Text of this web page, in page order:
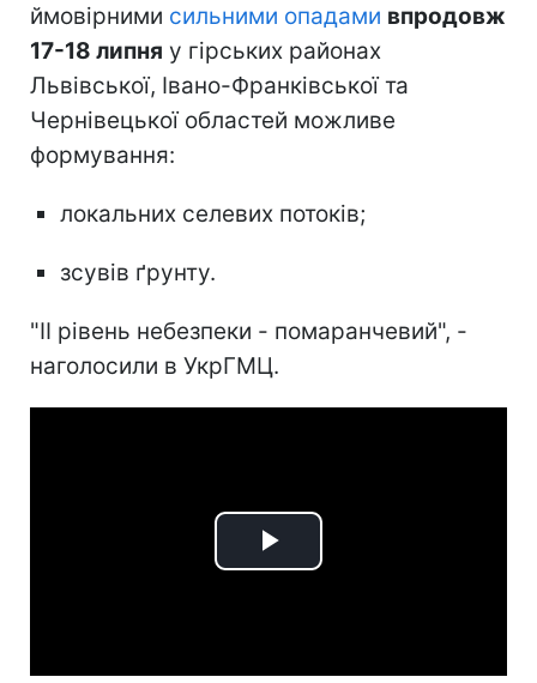
ймовірними сильними опадами впродовж
17-18 липня у гірських районах
Львівської, Івано-Франківської та
Чернівецької областей можливе
формування:
локальних селевих потоків;
зсувів ґрунту.
"II рівень небезпеки - помаранчевий", -
наголосили в УкрГМЦ.
Play